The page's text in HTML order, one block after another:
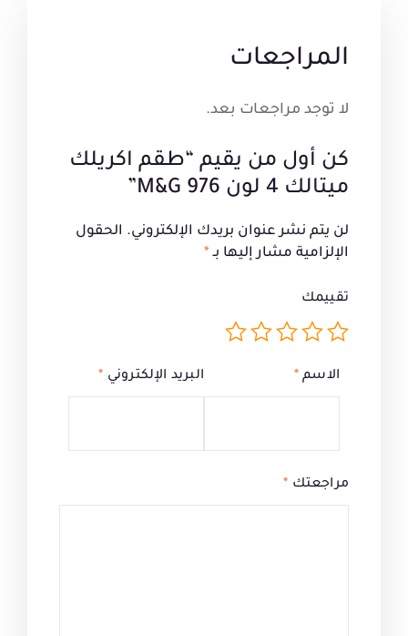
المراجعات
لا توجد مراجعات بعد.
كن أول من يقيم “طقم اكريلك
ميتالك 4 لون 976 M&G”
لن يتم نشر عنوان بريدك الإلكتروني. الحقول
الإلزامية مشار إليها بـ *
تقييمك
مراجعتك *
الاسم* البريد الإلكتروني *